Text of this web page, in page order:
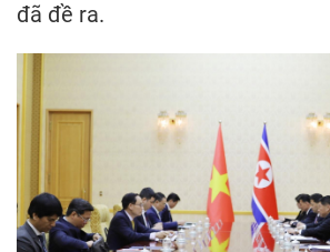
đã đề ra.